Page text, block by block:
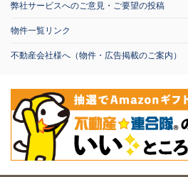
弊社サービスへのご意見・ご要望の投稿
物件一覧リンク
不動産会社様へ（物件・広告掲載のご案内）